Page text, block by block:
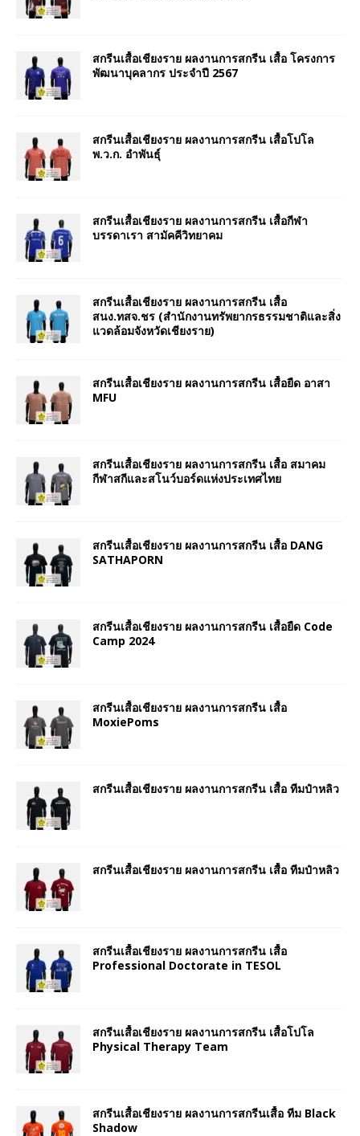
สกรีนเสื้อเชียงราย ผลงานการสกรีน เสื้อ โครงการ
พัฒนาบุคลากร ประจำปี 2567
สกรีนเสื้อเชียงราย ผลงานการสกรีน เสื้อโปโล
พ.ว.ก. อำพันธุ์
สกรีนเสื้อเชียงราย ผลงานการสกรีน เสื้อกีฬา
บรรดาเรา สามัคคีวิทยาคม
สกรีนเสื้อเชียงราย ผลงานการสกรีน เสื้อ
สนง.ทสจ.ชร (สำนักงานทรัพยากรธรรมชาติและสิ่ง
แวดล้อมจังหวัดเชียงราย)
สกรีนเสื้อเชียงราย ผลงานการสกรีน เสื้อยืด อาสา
MFU
สกรีนเสื้อเชียงราย ผลงานการสกรีน เสื้อ สมาคม
กีฬาสกีและสโนว์บอร์ดแห่งประเทศไทย
สกรีนเสื้อเชียงราย ผลงานการสกรีน เสื้อ DANG
SATHAPORN
สกรีนเสื้อเชียงราย ผลงานการสกรีน เสื้อยืด Code
Camp 2024
สกรีนเสื้อเชียงราย ผลงานการสกรีน เสื้อ
MoxiePoms
สกรีนเสื้อเชียงราย ผลงานการสกรีน เสื้อ ทีมป๋าหลิว
สกรีนเสื้อเชียงราย ผลงานการสกรีน เสื้อ ทีมป๋าหลิว
สกรีนเสื้อเชียงราย ผลงานการสกรีน เสื้อ
Professional Doctorate in TESOL
สกรีนเสื้อเชียงราย ผลงานการสกรีน เสื้อโปโล
Physical Therapy Team
สกรีนเสื้อเชียงราย ผลงานการสกรีนเสื้อ ทีม Black
Shadow